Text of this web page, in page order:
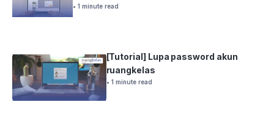
• 1 minute read
[Tutorial] Lupa password akun
ruangkelas
• 1 minute read